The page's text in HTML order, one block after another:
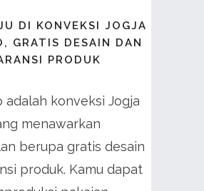
DI KONVEKSI JOGJA
GRATIS DESAIN DAN
PRODUK
adalah konveksi Jogja
menawarkan
berupa gratis desain
produk. Kamu dapat